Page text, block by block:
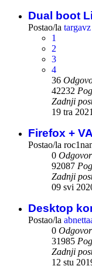
Dual boot
Postao/la targavz
1
2
3
4
36
42232
Zadnji
19 tra
Firefox +
Postao/la
0
92087
Zadnji
09 svi
Desktop
Postao/la
0
31985
Zadnji
12 stu